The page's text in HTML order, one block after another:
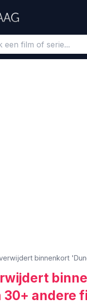
binnenkort
andere